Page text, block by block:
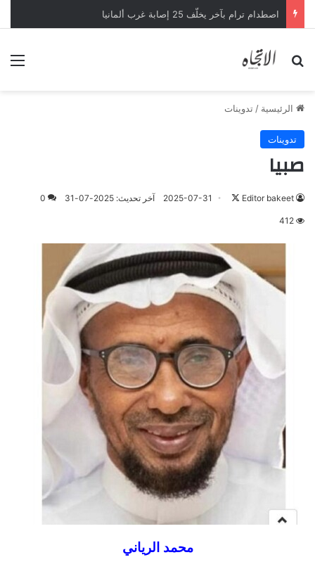
صلاح في مؤتمر تقديمه: كم تمنيت الحديث باللغة التركية
بحث عن
الرئيسية / تدوينات
تدوينات
صبيا
Editor bakeet
2025-07-31 آخر تحديث: 2025-07-31 0
412
محمد الرياني